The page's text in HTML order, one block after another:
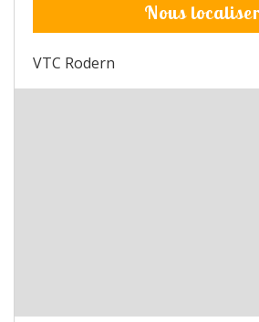
Nous localiser
VTC Rodern